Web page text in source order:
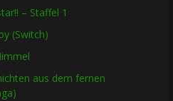
– Staffel 1
(Switch)
aus dem fernen